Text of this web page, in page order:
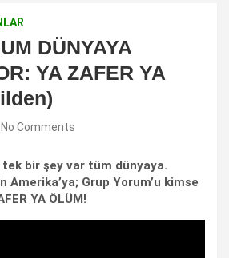
DÜNYAYA
YA ZAFER YA
No Comments
bir şey var tüm dünyaya.
Amerika’ya; Grup Yorum’u kimse
YA ÖLÜM!